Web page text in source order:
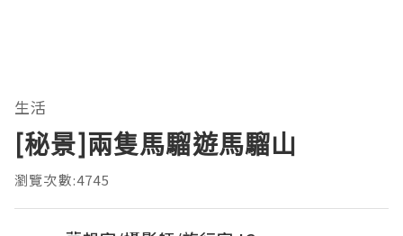
生活
[秘景]兩隻馬騮遊馬騮山
瀏覽次數:4745